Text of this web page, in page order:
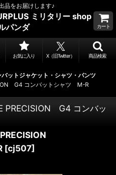
品をお届けします♪
ミリタリー shop
パンダ
カート
お気に入り X（旧Twitter） 商品検索
ットジャケット・シャツ・パンツ
G4 コンバットシャツ M-R
PRECISION G4 コンバッ
PRECISION
[cj507]